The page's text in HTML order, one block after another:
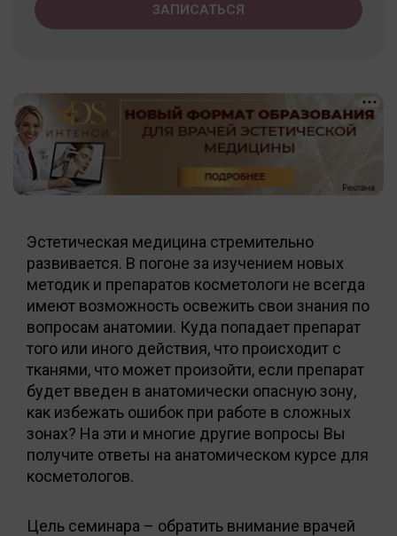
ЗАПИСАТЬСЯ
Эстетическая медицина стремительно
развивается. В погоне за изучением новых
методик и препаратов косметологи не всегда
имеют возможность освежить свои знания по
вопросам анатомии. Куда попадает препарат
того или иного действия, что происходит с
тканями, что может произойти, если препарат
будет введен в анатомически опасную зону,
как избежать ошибок при работе в сложных
зонах? На эти и многие другие вопросы Вы
получите ответы на анатомическом курсе для
косметологов.
Цель семинара – обратить внимание врачей